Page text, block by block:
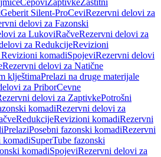
ČepoviZaptivkeZaštitni
Geberit Silent-ProCeviRezervni delovi za
delovi za Fazonski
za LukoviRačveRezervni delovi za
za RedukcijeRevizioni
komadiSpojeviRezervni delovi
Rezervni delovi za Natične
klještimaPrelazi na druge materijale
za PriborCevne
delovi za ZaptivkePotrošni
komadiRezervni delovi za
RedukcijeRevizioni komadiRezervni
PrelaziPosebni fazonski komadiRezervni
komadiSuperTube fazonski
komadiSpojeviRezervni delovi za